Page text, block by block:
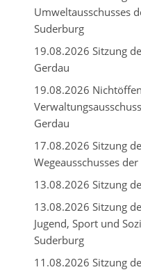
Umweltausschusses
Suderburg
19.08.2026 Sitzung
Gerdau
19.08.2026
Gerdau
17.08.2026 Sitzung
Wegeausschusses
13.08.2026 Sitzung
13.08.2026 Sitzung
Jugend, Sport und
Suderburg
11.08.2026 Sitzung